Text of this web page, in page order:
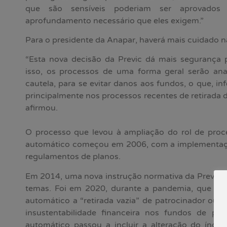
que são sensíveis poderiam ser
aprofundamento necessário que eles exigem.”
Para o presidente da Anapar, haverá mais cuidado
“Esta nova decisão da Previc dá mais
isso, os processos de uma forma geral serão
cautela, para se evitar danos aos fundos, o que,
principalmente nos processos recentes de retirada
afirmou.
O processo que levou à ampliação do rol de
automático começou em 2006, com a
regulamentos de planos.
Em 2014, uma nova instrução normativa da Previc
temas. Foi em 2020, durante a pandemia, que a
automático a “retirada vazia” de patrocinador ou
insustentabilidade financeira nos fundos de
automático passou a incluir a alteração do